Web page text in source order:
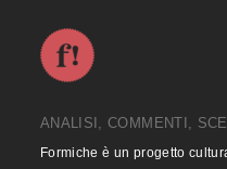
ANALISI, COMMENTI,
Formiche è un progetto